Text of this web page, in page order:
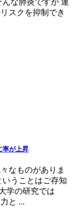
スクを抑制でき
率が上昇
なものがありま
うことはご存知
学の研究では
と ...